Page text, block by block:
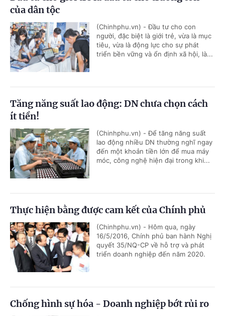
của dân tộc
(Chinhphu.vn) - Đầu tư cho con
người, đặc biệt là giới trẻ, vừa là mục
tiêu, vừa là động lực cho sự phát
triển bền vững và ổn định xã hội, là...
Tăng năng suất lao động: DN chưa chọn cách
ít tiền!
(Chinhphu.vn) - Để tăng năng suất
lao động nhiều DN thường nghĩ ngay
đến một khoản tiền lớn để mua máy
móc, công nghệ hiện đại trong khi...
Thực hiện bằng được cam kết của Chính phủ
(Chinhphu.vn) - Hôm qua, ngày
16/5/2016, Chính phủ ban hành Nghị
quyết 35/NQ-CP về hỗ trợ và phát
triển doanh nghiệp đến năm 2020.
Chống hình sự hóa - Doanh nghiệp bớt rủi ro